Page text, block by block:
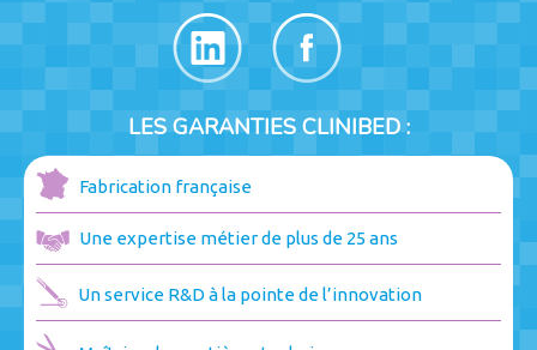
LES GARANTIES CLINIBED :
Fabrication française
Une expertise métier de plus de 25 ans
Un service R&D à la pointe de l’innovation